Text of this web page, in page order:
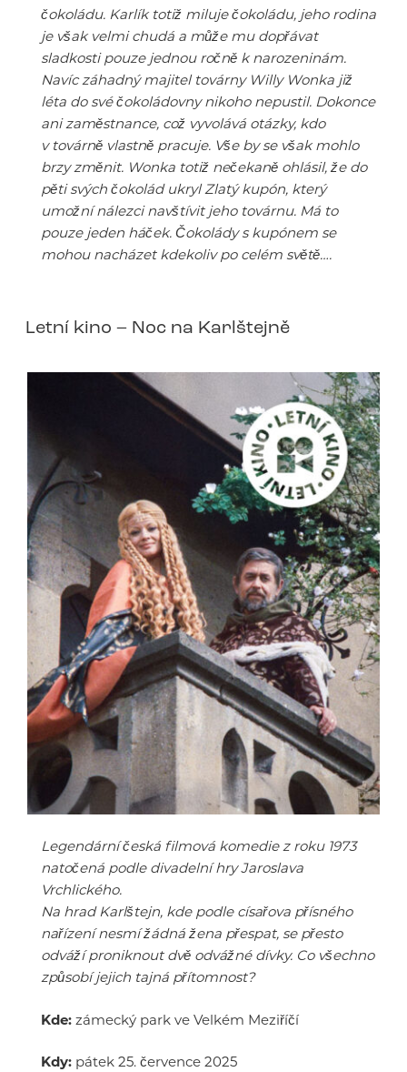
čokoládu. Karlík totiž miluje čokoládu, jeho rodina
je však velmi chudá a může mu dopřávat
sladkosti pouze jednou ročně k narozeninám.
Navíc záhadný majitel továrny Willy Wonka již
léta do své čokoládovny nikoho nepustil. Dokonce
ani zaměstnance, což vyvolává otázky, kdo
v továrně vlastně pracuje. Vše by se však mohlo
brzy změnit. Wonka totiž nečekaně ohlásil, že do
pěti svých čokolád ukryl Zlatý kupón, který
umožní nálezci navštívit jeho továrnu. Má to
pouze jeden háček. Čokolády s kupónem se
mohou nacházet kdekoliv po celém světě….
Letní kino – Noc na Karlštejně
Legendární česká filmová komedie z roku 1973
natočená podle divadelní hry Jaroslava
Vrchlického.
Na hrad Karlštejn, kde podle císařova přísného
nařízení nesmí žádná žena přespat, se přesto
odváží proniknout dvě odvážné dívky. Co všechno
způsobí jejich tajná přítomnost?
Kde: zámecký park ve Velkém Meziříčí
Kdy: pátek 25. července 2025